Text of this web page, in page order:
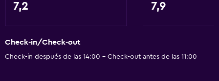
Baño privado
7,2 7,9
Check-in/Check-out
Check-in después de las 14:00 - Check-out antes de las 11:00